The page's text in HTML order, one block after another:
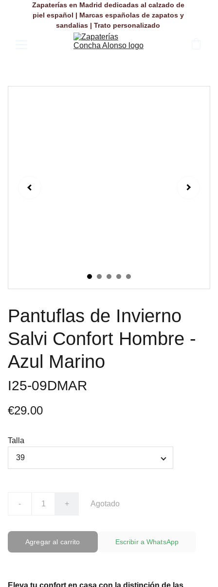
Zapaterías en Madrid dedicadas al calzado de
piel español | Marcas españolas de zapatos y
sandalias | Trato personalizado
Pantuflas de Invierno
Salvi Confort Hombre -
Azul Marino
I25-09DMAR
€29.00
Talla
- + Agotado
Agregar al carrito Escribir a WhatsApp
Eleva tu confort en casa con la distinción de las